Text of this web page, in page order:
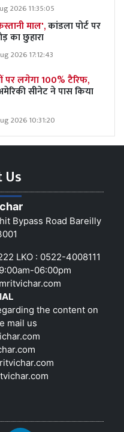
2026 11:35:05
माल',कांडला पोर्ट पर
का छुहारा
2026 17:12:43
पर लगेगा 100% टैरिफ,
सीनेट ने पास किया
2026 10:31:20
Bypass Road Bareilly
LKO : 0522-4008111
06:00pm
the content on
mail us